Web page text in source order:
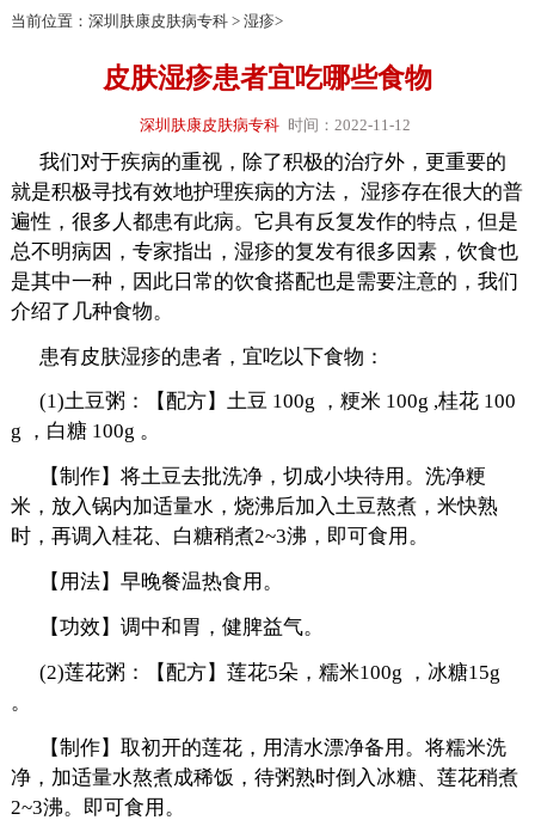
当前位置： 深圳肤康皮肤病专科> 湿疹>
皮肤湿疹患者宜吃哪些食物
深圳肤康皮肤病专科 时间：2022-11-12
我们对于疾病的重视，除了积极的治疗外，更重要的
就是积极寻找有效地护理疾病的方法， 湿疹存在很大的普
遍性，很多人都患有此病。它具有反复发作的特点，但是
总不明病因，专家指出，湿疹的复发有很多因素，饮食也
是其中一种，因此日常的饮食搭配也是需要注意的，我们
介绍了几种食物。
患有皮肤湿疹的患者，宜吃以下食物：
(1)土豆粥：【配方】土豆 100g ，粳米 100g ,桂花 100
g ，白糖 100g 。
【制作】将土豆去批洗净，切成小块待用。洗净粳
米，放入锅内加适量水，烧沸后加入土豆熬煮，米快熟
时，再调入桂花、白糖稍煮2~3沸，即可食用。
【用法】早晚餐温热食用。
【功效】调中和胃，健脾益气。
(2)莲花粥：【配方】莲花5朵，糯米100g ，冰糖15g
。
【制作】取初开的莲花，用清水漂净备用。将糯米洗
净，加适量水熬煮成稀饭，待粥熟时倒入冰糖、莲花稍煮
2~3沸。即可食用。